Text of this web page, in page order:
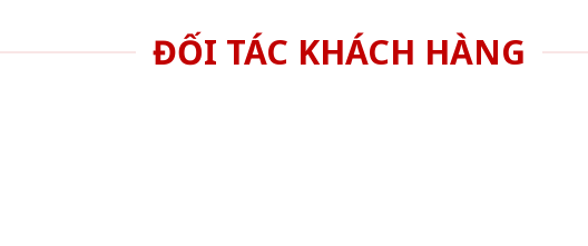
ĐỐI TÁC KHÁCH HÀNG